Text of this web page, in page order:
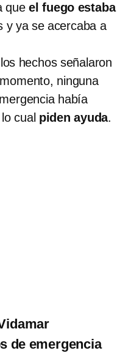
queel fuego estaba
y ya se acercaba a
hechos señalaron
ninguna
había
cual piden ayuda.
de emergencia